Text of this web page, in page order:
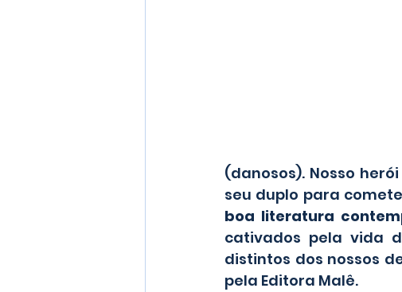
(danosos). Nosso
seu duplo para
boa literatura
cativados pela vida
distintos dos nossos
pela Editora Malê.